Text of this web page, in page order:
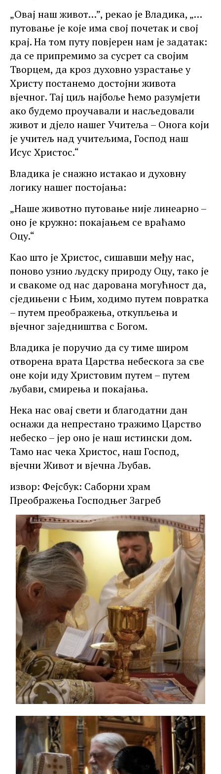
„Овај наш живот…”, рекао је Владика, „…
путовање је које има свој почетак и свој
крај. На том путу повјерен нам је задатак:
да се припремимо за сусрет са својим
Творцем, да кроз духовно узрастање у
Христу постанемо достојни живота
вјечног. Тај циљ најбоље ћемо разумјети
ако будемо проучавали и насљедовали
живот и дјело нашег Учитеља – Онога који
је учитељ над учитељима, Господ наш
Исус Христос.“
Владика је снажно истакао и духовну
логику нашег постојања:
„Наше животно путовање није линеарно –
оно је кружно: покајањем се враћамо
Оцу.“
Као што је Христос, сишавши међу нас,
поново узнио људску природу Оцу, тако је
и свакоме од нас дарована могућност да,
сједињени с Њим, ходимо путем повратка
– путем преображења, откупљења и
вјечног заједништва с Богом.
Владика је поручио да су тиме широм
отворена врата Царства небескога за све
оне који иду Христовим путем – путем
љубави, смирења и покајања.
Нека нас овај свети и благодатни дан
оснажи да непрестано тражимо Царство
небеско – јер оно је наш истински дом.
Тамо нас чека Христос, наш Господ,
вјечни Живот и вјечна Љубав.
извор: Фејсбук: Саборни храм
Преображења Господњег Загреб